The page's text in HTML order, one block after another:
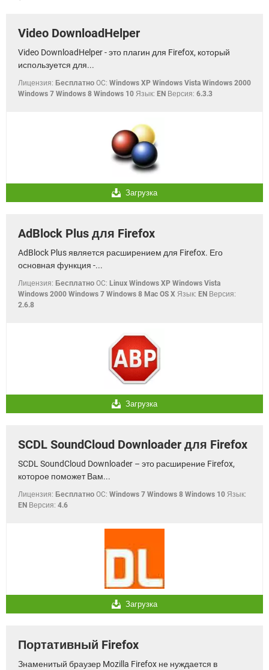
Video DownloadHelper
Video DownloadHelper - это плагин для Firefox, который
используется для...
Лицензия: Бесплатно OC: Windows XP Windows Vista Windows 2000
Windows 7 Windows 8 Windows 10 Язык: EN Версия: 6.3.3
Загрузка
AdBlock Plus для Firefox
AdBlock Plus является расширением для Firefox. Его
основная функция -...
Лицензия: Бесплатно OC: Linux Windows XP Windows Vista
Windows 2000 Windows 7 Windows 8 Mac OS X Язык: EN Версия:
2.6.8
Загрузка
SCDL SoundCloud Downloader для Firefox
SCDL SoundCloud Downloader – это расширение Firefox,
которое поможет Вам...
Лицензия: Бесплатно OC: Windows 7 Windows 8 Windows 10 Язык:
EN Версия: 4.6
Загрузка
Портативный Firefox
Знаменитый браузер Mozilla Firefox не нуждается в